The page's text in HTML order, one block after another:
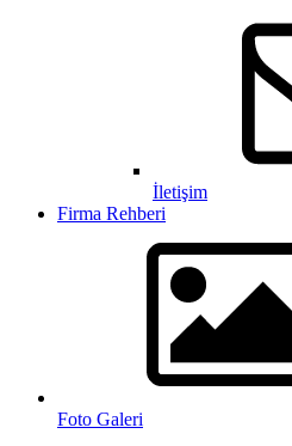
İletişim
Firma Rehberi
Foto Galeri